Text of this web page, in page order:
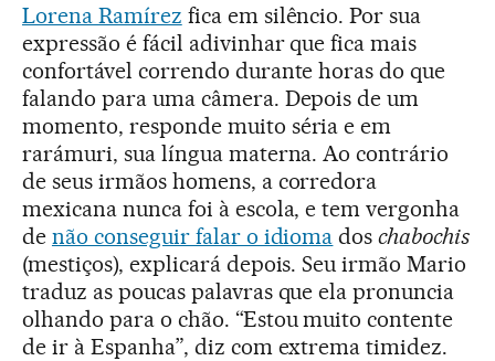
Lorena Ramírez fica em silêncio. Por sua
expressão é fácil adivinhar que fica mais
confortável correndo durante horas do que
falando para uma câmera. Depois de um
momento, responde muito séria e em
rarámuri, sua língua materna. Ao contrário
de seus irmãos homens, a corredora
mexicana nunca foi à escola, e tem vergonha
de não conseguir falar o idioma doschabochis
(mestiços), explicará depois. Seu irmão Mario
traduz as poucas palavras que ela pronuncia
olhando para o chão. “Estou muito contente
de ir à Espanha”, diz com extrema timidez.